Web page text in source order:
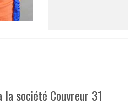
société Couvreur 31